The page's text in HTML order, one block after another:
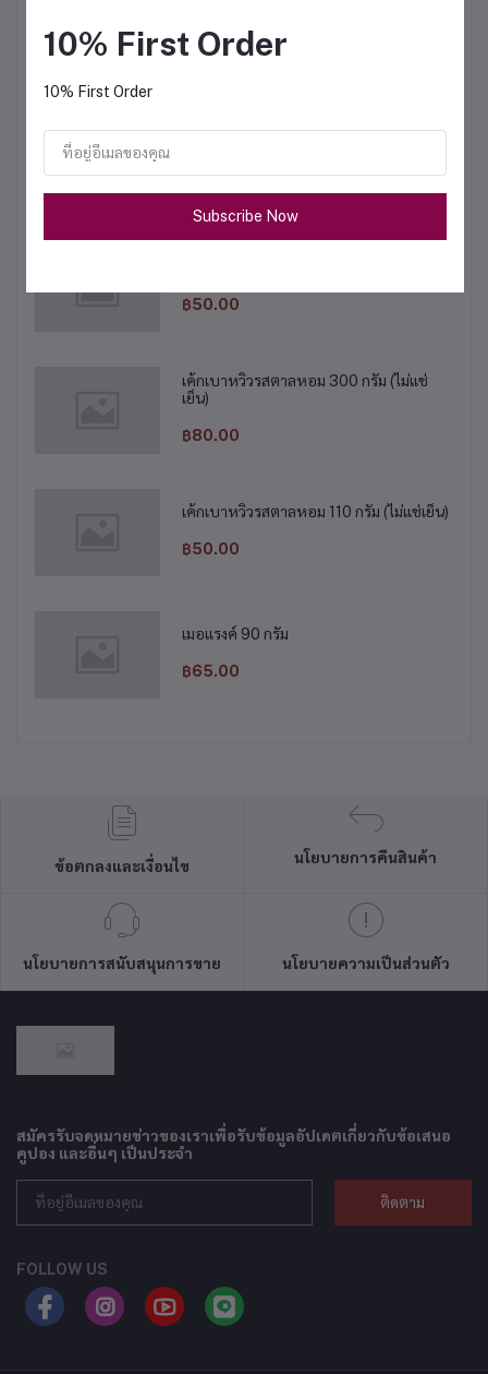
฿50.00
฿50.00
เค้กเบาหวิวรสตาลหอม 300 กรัม (ไม่แช่
เย็น)
฿80.00
เค้กเบาหวิวรสตาลหอม 110 กรัม (ไม่แช่เย็น)
฿50.00
เมอแรงค์ 90 กรัม
฿65.00
ข้อตกลงและเงื่อนไข
นโยบายการคืนสินค้า
นโยบายการสนับสนุนการขาย นโยบายความเป็นส่วนตัว
สมัครรับจดหมายข่าวของเราเพื่อรับข้อมูลอัปเดตเกี่ยวกับข้อเสนอ
คูปอง และอื่นๆ เป็นประจำ
ติดตาม
FOLLOW US
10% First Order
10% First Order
Subscribe Now